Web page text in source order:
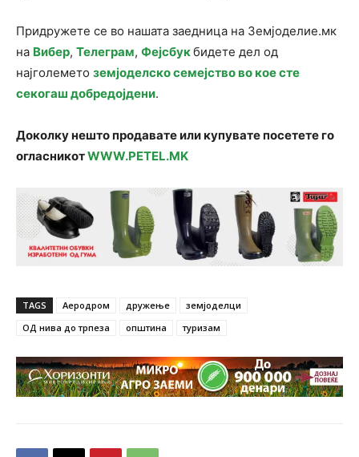
Придружете се во нашата заедница на Земјоделие.мк
на Вибер, Телеграм, Фејсбукбидете дел од
најголемето земјоделско семејство во кое сте
секогаш добредојдени.
Доколку нешто продавате или купувате посетете го
огласникотWWW.PETEL.MK
TAGS Аеродром дружење
земјоделци
ОД нива до трпеза
општина туризам